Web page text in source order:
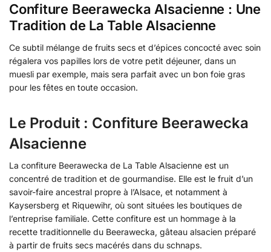
Confiture Beerawecka Alsacienne : Une
Tradition de La Table Alsacienne
Ce subtil mélange de fruits secs et d’épices concocté avec soin
régalera vos papilles lors de votre petit déjeuner, dans un
muesli par exemple, mais sera parfait avec un bon foie gras
pour les fêtes en toute occasion.
Le Produit : Confiture Beerawecka
Alsacienne
La confiture Beerawecka de La Table Alsacienne est un
concentré de tradition et de gourmandise. Elle est le fruit d’un
savoir-faire ancestral propre à l’Alsace, et notamment à
Kaysersberg et Riquewihr, où sont situées les boutiques de
l’entreprise familiale. Cette confiture est un hommage à la
recette traditionnelle du Beerawecka, gâteau alsacien préparé
à partir de fruits secs macérés dans du schnaps.